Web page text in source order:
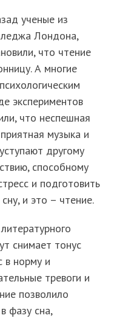
ученые из
Лондона,
что чтение
А многие
экспериментов
что неспешная
музыка и
другому
способному
и подготовить
и это – чтение.
снимает тонус
в норму и
тревоги и
позволило
фазу сна,